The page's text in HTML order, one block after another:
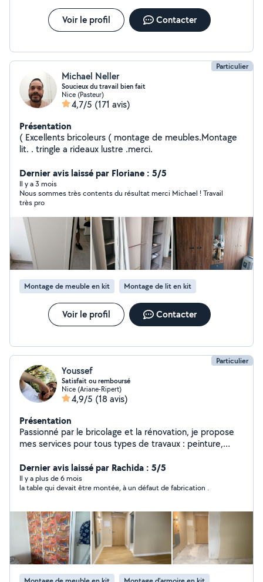
Voir le profil Contacter
Particulier
Michael Neller
Soucieux du travail bien fait
Nice (Pasteur)
4,7/5 (171 avis)
Présentation
( Excellents bricoleurs ( montage de meubles.Montage
lit. . tringle a rideaux lustre .merci.
Dernier avis laissé par Floriane : 5/5
Il y a 3 mois
Nous sommes très contents du résultat merci Michael ! Travail
très pro
Montage de meuble en kit Montage de lit en kit
Voir le profil Contacter
Particulier
Youssef
Satisfait ou remboursé
Nice (Ariane-Ripert)
4,9/5 (18 avis)
Présentation
Passionné par le bricolage et la rénovation, je propose
mes services pour tous types de travaux : peinture,
petites réparations, etc. Sérieux, ponctuel et
méticuleux, je m'engage à fournir un travail propre et
soigné. À l'écoute de vos besoins, je m'adapte à chaque
Dernier avis laissé par Rachida : 5/5
Il y a plus de 6 mois
la table qui devait être montée, à un défaut de fabrication .